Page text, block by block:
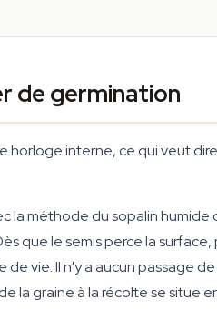
de germination
horloge interne, ce qui veut
la méthode du sopalin
que le semis perce la
vie. Il n'y a aucun passage
la graine à la récolte se situe